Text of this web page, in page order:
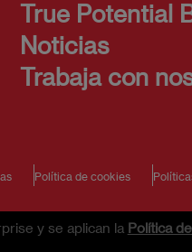
True Potential
Noticias
Trabaja con
Política de cookies
y se aplican la Política